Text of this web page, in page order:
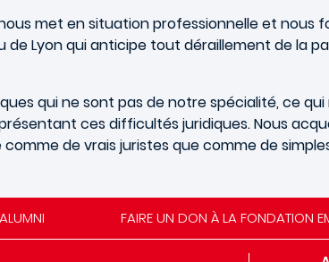
met en situation professionnelle et
Lyon qui anticipe tout déraillement de la
qui ne sont pas de notre spécialité, ce
ces difficultés juridiques. Nous
de vrais juristes que comme de
ALUMNI FAIRE UN DON À LA FONDATION